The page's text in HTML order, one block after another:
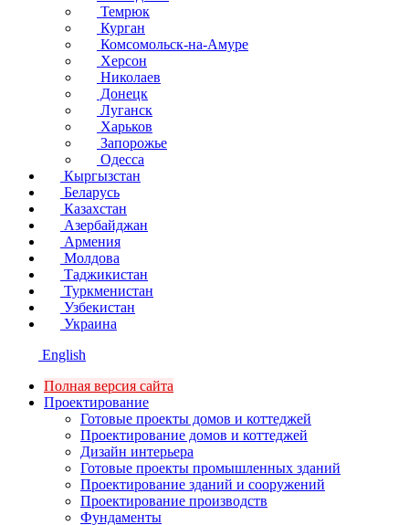
Темрюк
Курган
Комсомольск-на-Амуре
Херсон
Николаев
Донецк
Луганск
Харьков
Запорожье
Одесса
Кыргызстан
Беларусь
Казахстан
Азербайджан
Армения
Молдова
Таджикистан
Туркменистан
Узбекистан
Украина
English
Полная версия сайта
Проектирование
Готовые проекты домов и коттеджей
Проектирование домов и коттеджей
Дизайн интерьера
Готовые проекты промышленных зданий
Проектирование зданий и сооружений
Проектирование производств
Фундаменты